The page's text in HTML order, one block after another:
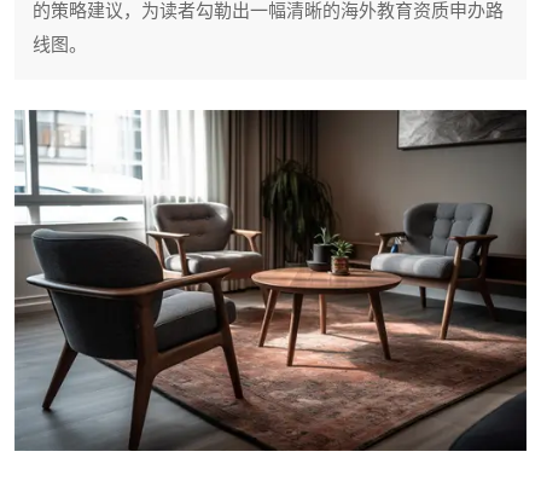
的策略建议，为读者勾勒出一幅清晰的海外教育资质申办路
线图。